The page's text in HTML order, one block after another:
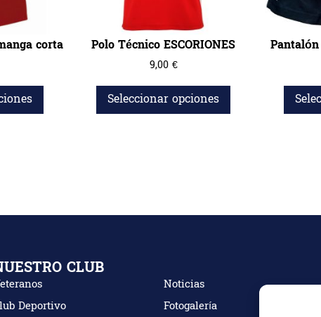
corta Polo Técnico ESCORIONES
9,00 €
Seleccionar opciones
CLUB
Deportivo
Noticias
Fotogalería